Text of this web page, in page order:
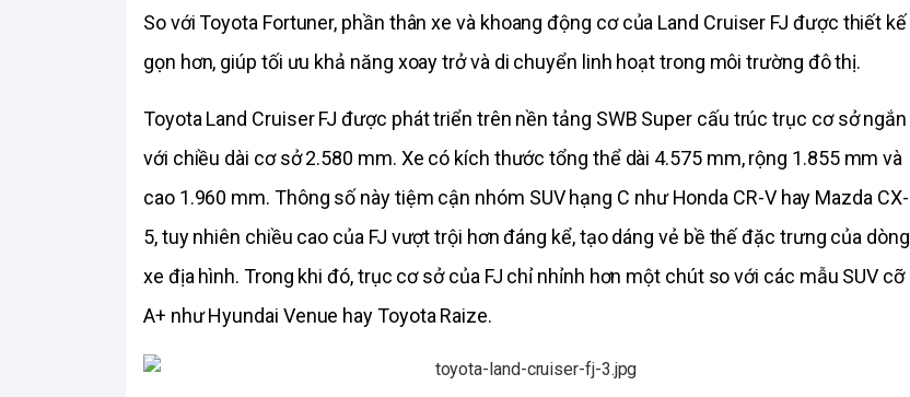
So với Toyota Fortuner, phần thân xe và khoang động cơ của Land Cruiser FJ được thiết kế
gọn hơn, giúp tối ưu khả năng xoay trở và di chuyển linh hoạt trong môi trường đô thị.
Toyota Land Cruiser FJ được phát triển trên nền tảng SWB Super cấu trúc trục cơ sở ngắn
với chiều dài cơ sở 2.580 mm. Xe có kích thước tổng thể dài 4.575 mm, rộng 1.855 mm và
cao 1.960 mm. Thông số này tiệm cận nhóm SUV hạng C như Honda CR-V hay Mazda CX-
5, tuy nhiên chiều cao của FJ vượt trội hơn đáng kể, tạo dáng vẻ bề thế đặc trưng của dòng
xe địa hình. Trong khi đó, trục cơ sở của FJ chỉ nhỉnh hơn một chút so với các mẫu SUV cỡ
A+ như Hyundai Venue hay Toyota Raize.